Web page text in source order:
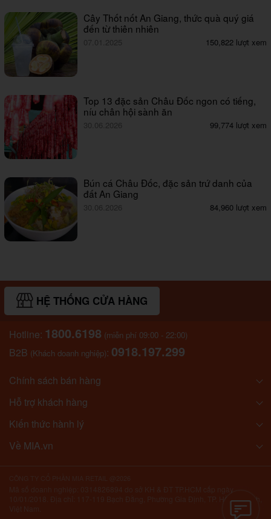
Cây Thốt nốt An Giang, thức quà quý giá
đến từ thiên nhiên
07.01.2025 150,822 lượt xem
Top 13 đặc sản Châu Đốc ngon có tiếng,
níu chân hội sành ăn
30.06.2026 99,774 lượt xem
Bún cá Châu Đốc, đặc sản trứ danh của
đất An Giang
30.06.2026 84,960 lượt xem
HỆ THỐNG CỬA HÀNG
Hotline: 1800.6198 (miễn phí 09:00 - 22:00)
B2B (Khách doanh nghiệp): 0918.197.299
Chính sách bán hàng
Hỗ trợ khách hàng
Kiến thức hành lý
Về MIA.vn
10/01/2018. Địa chỉ: 117-119 Bạch Đằng, Phường Gia Định, TP. Hồ Chí Minh,